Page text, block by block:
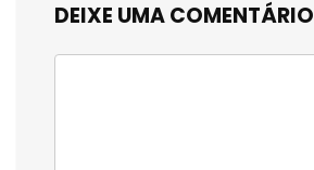
DEIXE UMA COMENTÁRIO